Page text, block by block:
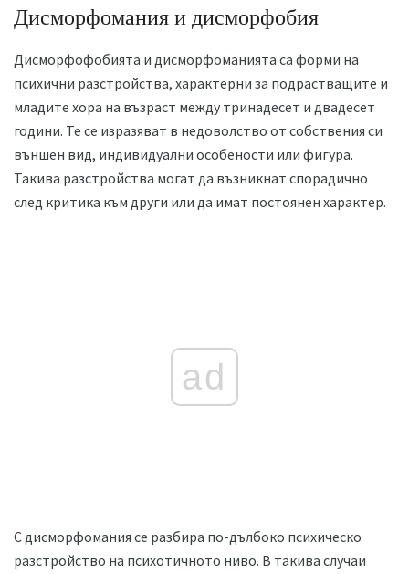
Дисморфомания и дисморфобия
Дисморфофобията и дисморфоманията са форми на
психични разстройства, характерни за подрастващите и
младите хора на възраст между тринадесет и двадесет
години. Те се изразяват в недоволство от собствения си
външен вид, индивидуални особености или фигура.
Такива разстройства могат да възникнат спорадично
след критика към други или да имат постоянен характер.
ad
С дисморфомания се разбира по-дълбоко психическо
разстройство на психотичното ниво. В такива случаи